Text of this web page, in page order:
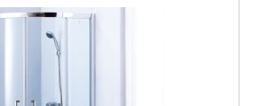
optie
kan
gekozen
worden
op
de